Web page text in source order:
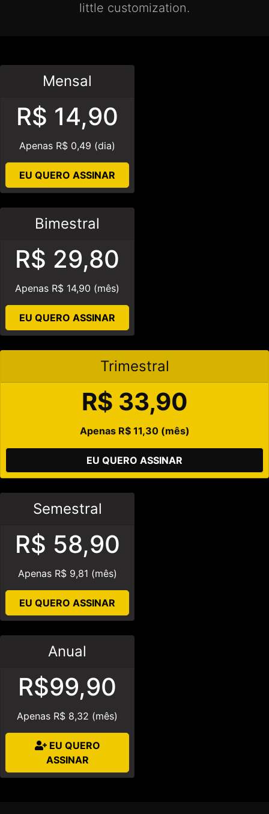
little customization.
Mensal
R$ 14,90
Apenas R$ 0,49 (dia)
EU QUERO ASSINAR
Bimestral
R$ 29,80
Apenas R$ 14,90 (mês)
EU QUERO ASSINAR
Trimestral
R$ 33,90
Apenas R$ 11,30 (mês)
EU QUERO ASSINAR
Semestral
R$ 58,90
Apenas R$ 9,81 (mês)
EU QUERO ASSINAR
Anual
R$99,90
Apenas R$ 8,32 (mês)
EU QUERO
ASSINAR